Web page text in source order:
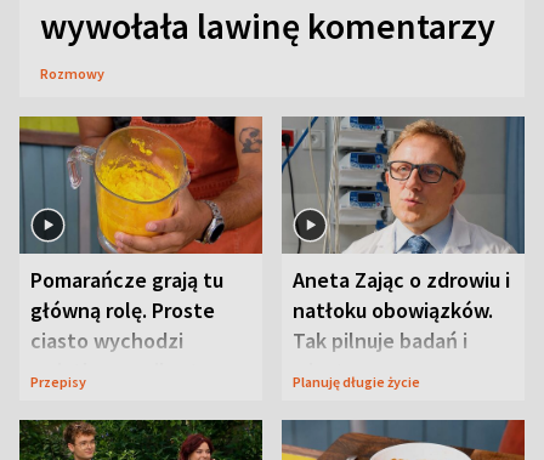
wywołała lawinę komentarzy
Rozmowy
Pomarańcze grają tu
główną rolę. Proste
ciasto wychodzi
wyjątkowo wilgotne
Przepisy
Aneta Zając o zdrowiu i
natłoku obowiązków.
Tak pilnuje badań i
wizyt
Planuję długie życie